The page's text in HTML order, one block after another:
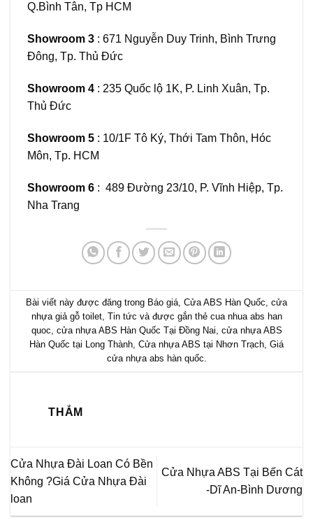
Q.Bình Tân, Tp HCM
Showroom 3 : 671 Nguyễn Duy Trinh, Bình Trưng
Đông, Tp. Thủ Đức
Showroom 4 : 235 Quốc lộ 1K, P. Linh Xuân, Tp.
Thủ Đức
Showroom 5 : 10/1F Tô Ký, Thới Tam Thôn, Hóc
Môn, Tp. HCM
Showroom 6 : 489 Đường 23/10, P. Vĩnh Hiệp, Tp.
Nha Trang
Bài viết này được đăng trong Báo giá Cửa ABS Hàn Quốc cửa
nhựa giả gỗ toilet, Tin tức và được gắn thẻ cua nhua abs han
quoc cửa nhựa ABS Hàn Quốc Tại Đồng Nai cửa nhựa ABS
Hàn Quốc tại Long Thành Cửa nhựa ABS tại Nhơn Trạch Giá
cửa nhựa abs hàn quốc
THẮM
Cửa Nhựa Đài Loan Có Bền
Không ?Giá Cửa Nhựa Đài
loan
Cửa Nhựa ABS Tại Bến Cát
-Dĩ An-Bình Dương